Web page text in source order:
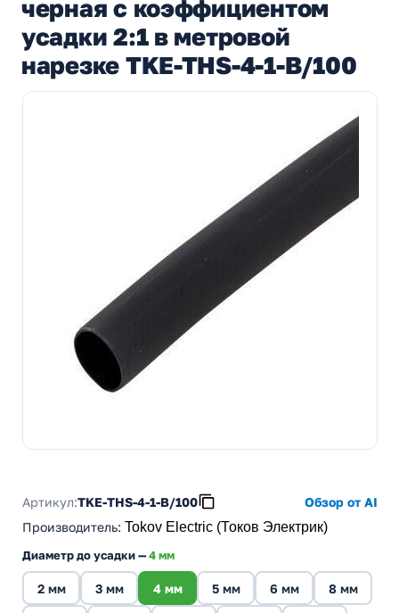
черная с коэффициентом
усадки 2:1 в метровой
нарезке TKE-THS-4-1-B/100
Артикул:TKE-THS-4-1-B/100
Обзор от AI
Производитель: Tokov Electric (Токов Электрик)
Диаметр до усадки —4 мм
2 мм 3 мм 4 мм 5 мм 6 мм 8 мм